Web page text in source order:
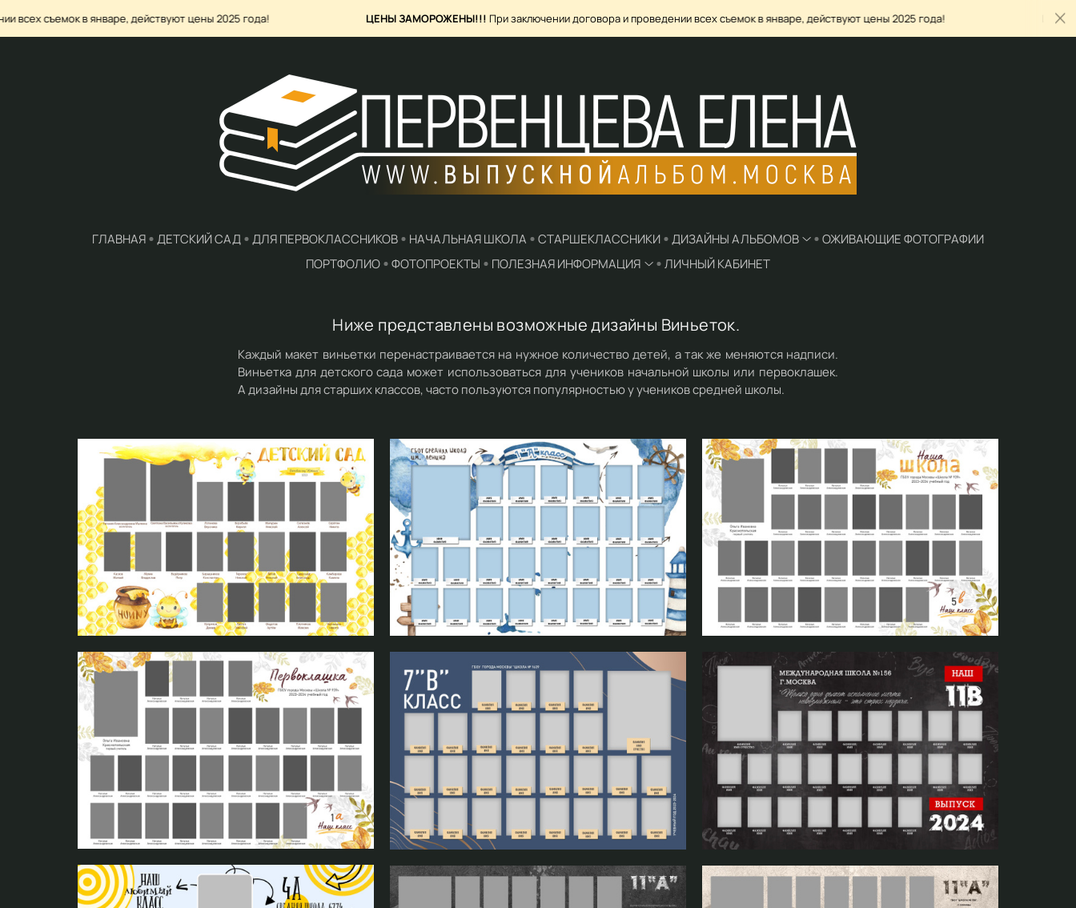
ГЛАВНАЯ ДЕТСКИЙ САД ДЛЯ ПЕРВОКЛАССНИКОВ НАЧАЛЬНАЯ ШКОЛА СТАРШЕКЛАССНИКИ ДИЗАЙНЫ АЛЬБОМОВ
ОЖИВАЮЩИЕ ФОТОГРАФИИ
ПОРТФОЛИО
ФОТОПРОЕКТЫ ПОЛЕЗНАЯ ИНФОРМАЦИЯ ЛИЧНЫЙ КАБИНЕТ
Ниже представлены возможные дизайны Виньеток.
Каждый макет виньетки перенастраивается на нужное количество детей, а так же меняются надписи.
Виньетка для детского сада может использоваться для учеников начальной школы или первоклашек.
А дизайны для старших классов, часто пользуются популярностью у учеников средней школы.
в январе, действуют цены 2025 года! ЦЕНЫ ЗАМОРОЖЕНЫ!!!При заключении договора и проведении всех съемок в январе, действуют цены 2025 года! ЦЕНЫ